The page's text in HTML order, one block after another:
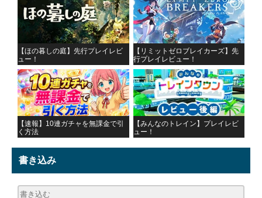
【ほの暮しの庭】先行プレイレビ
ュー！
【リミットゼロブレイカーズ】先
行プレイレビュー！
【速報】10連ガチャを無課金で引
く方法
【みんなのトレイン】プレイレビ
ュー！
書き込み